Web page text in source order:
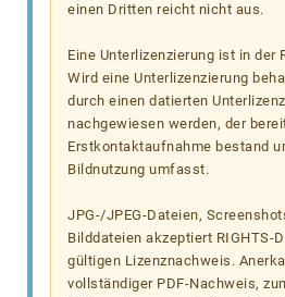
einen Dritten reicht nicht aus.
Eine Unterlizenzierung ist in der
Wird eine Unterlizenzierung
durch einen datierten
nachgewiesen werden, der
Erstkontaktaufnahme bestand
Bildnutzung umfasst.
JPG-/JPEG-Dateien,
Bilddateien akzeptiert RIGHTS-
gültigen Lizenznachweis.
vollständiger PDF-Nachweis,